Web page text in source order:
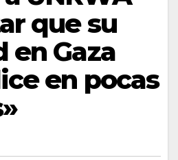
que su
Gaza
en pocas